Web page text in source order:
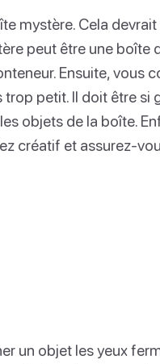
mystère. Cela
peut être une boîte
Ensuite, vous
petit. Il doit être si
objets de la boîte.
créatif et assurez-
un objet les yeux